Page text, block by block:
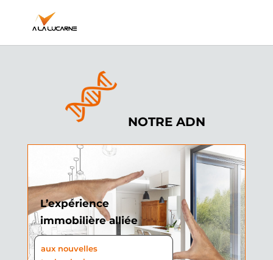
NOTRE ADN
L’expérience
immobilière alliée
aux nouvelles